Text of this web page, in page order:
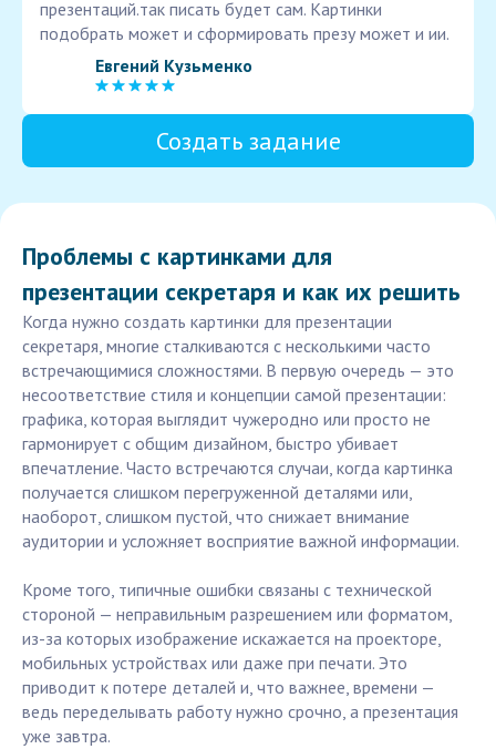
презентаций.так писать будет сам. Картинки
подобрать может и сформировать презу может и ии.
Евгений Кузьменко
Создать задание
Проблемы с картинками для
презентации секретаря и как их решить
Когда нужно создать картинки для презентации
секретаря, многие сталкиваются с несколькими часто
встречающимися сложностями. В первую очередь — это
несоответствие стиля и концепции самой презентации:
графика, которая выглядит чужеродно или просто не
гармонирует с общим дизайном, быстро убивает
впечатление. Часто встречаются случаи, когда картинка
получается слишком перегруженной деталями или,
наоборот, слишком пустой, что снижает внимание
аудитории и усложняет восприятие важной информации.
Кроме того, типичные ошибки связаны с технической
стороной — неправильным разрешением или форматом,
из-за которых изображение искажается на проекторе,
мобильных устройствах или даже при печати. Это
приводит к потере деталей и, что важнее, времени —
ведь переделывать работу нужно срочно, а презентация
уже завтра.